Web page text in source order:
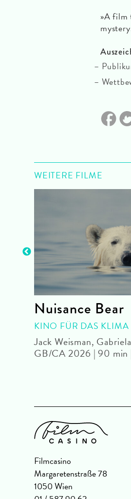
»A film
WEITERE FILME
Nuisance Bear
KINO FÜR DAS KLIMA
Jack Weisman,
GB/CA 2026 | 90 min
Filmcasino
Margaretenstraße 78
1050 Wien